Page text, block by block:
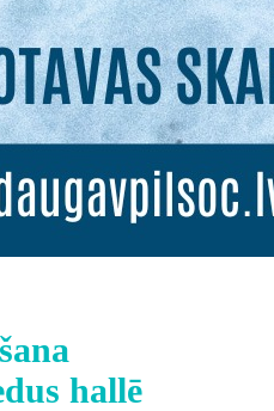
hallē